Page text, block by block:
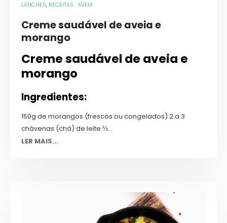
LANCHES, RECEITAS AVEIA
Creme saudável de aveia e
morango
Creme saudável de aveia e
morango
Ingredientes:
150g de morangos (frescos ou congelados) 2 a 3
chávenas (chá) de leite ⅓...
LER MAIS...